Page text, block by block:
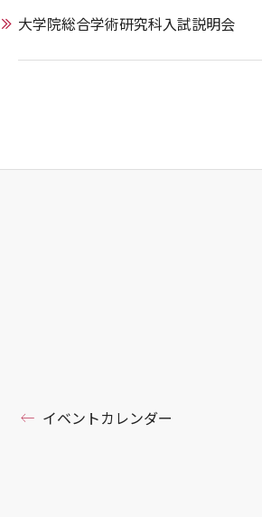
大学院総合学術研究科入試説明会
イベントカレンダー